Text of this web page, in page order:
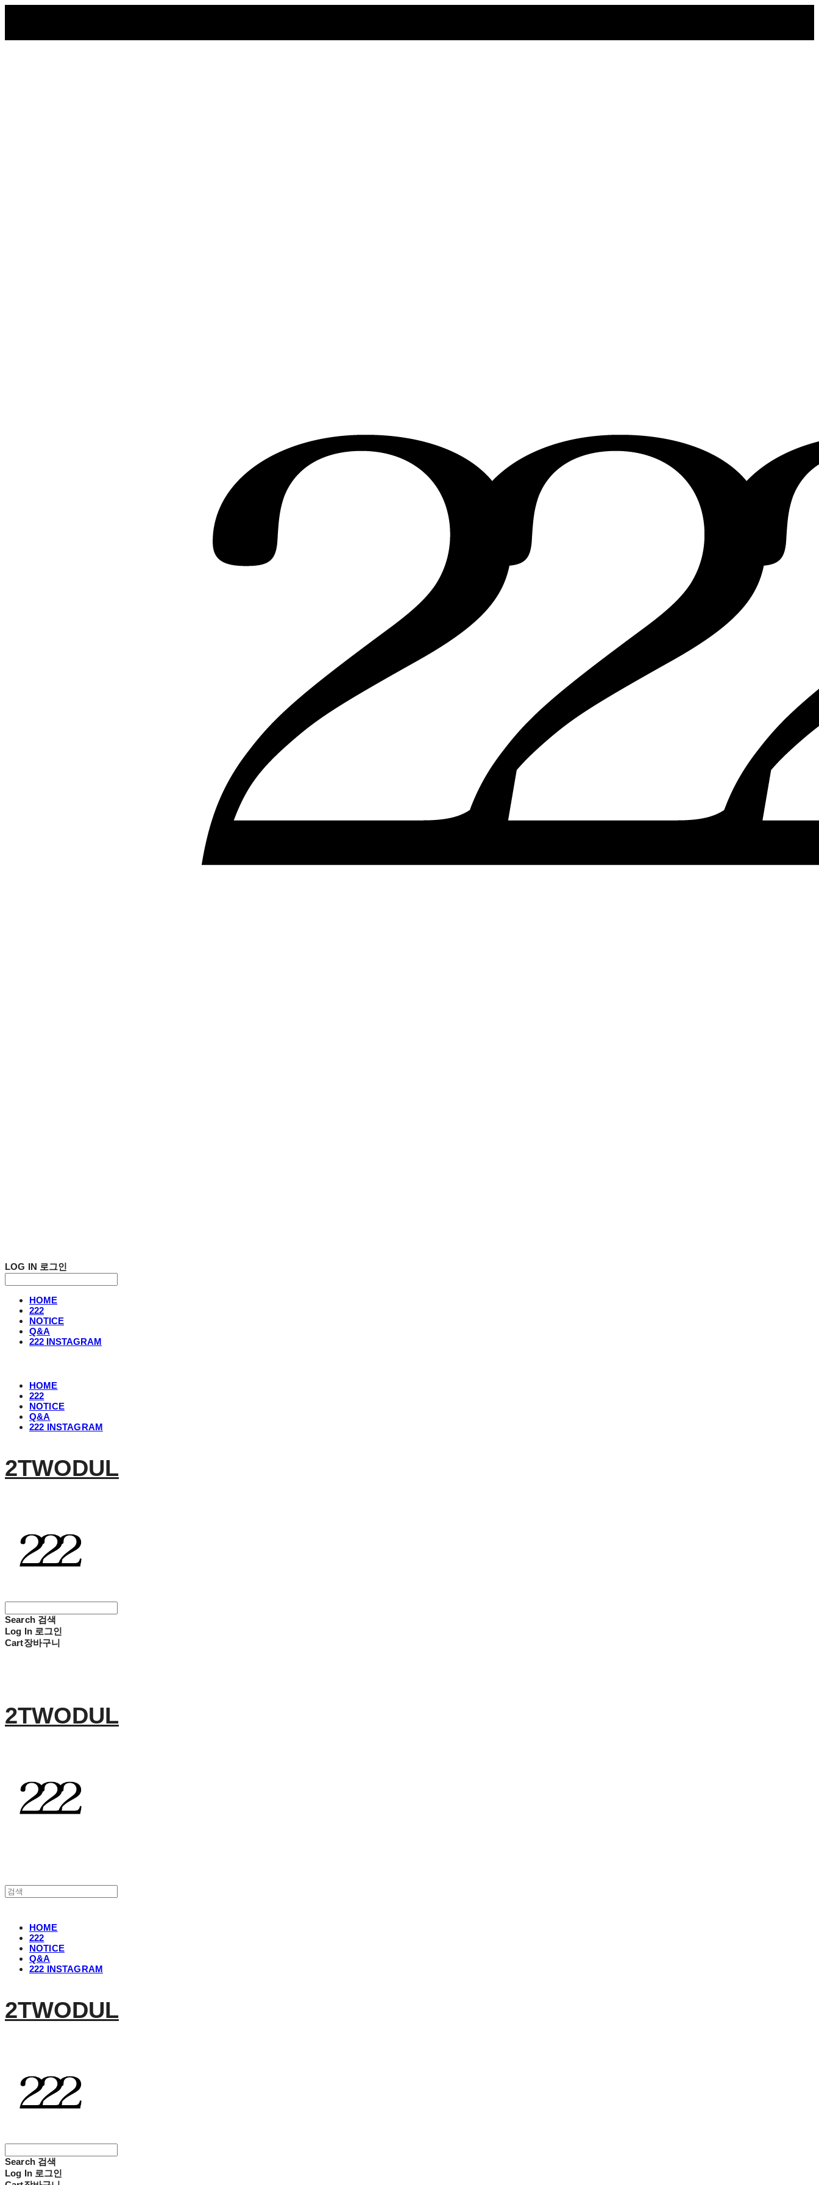
LOG IN 로그인
HOME
222
NOTICE
Q&A
222 INSTAGRAM
HOME
222
NOTICE
Q&A
222 INSTAGRAM
2TWODUL
Search 검색
Log In 로그인
Cart장바구니
2TWODUL
HOME
222
NOTICE
Q&A
222 INSTAGRAM
2TWODUL
Search 검색
Log In 로그인